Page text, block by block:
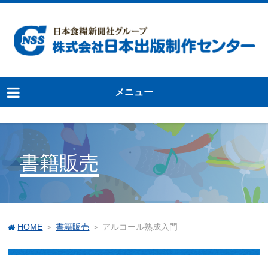
メニュー
書籍販売
HOME ＞書籍販売 ＞ アルコール熟成入門